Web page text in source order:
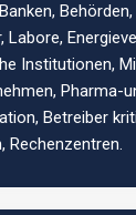
Labore,
Institutionen,
Pharma-
Betreiber
Rechenzentren.